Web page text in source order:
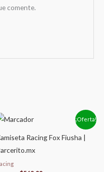
comente.
¡Oferta!
Racing Fox Fiusha |
precio
era:
$679.00.
es: